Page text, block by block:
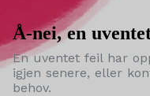
Å-nei, en
En uventet feil har
igjen senere, eller
behov.